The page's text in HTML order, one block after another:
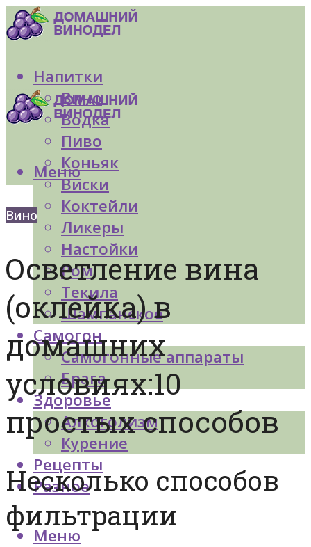
Напитки
Вино
Водка
Пиво
Коньяк
Виски
Коктейли
Ликеры
Настойки
Ром
Текила
Шампанское
Самогон
Самогонные аппараты
Брага
Здоровье
Алкоголизм
Курение
Рецепты
Разное
Меню
Меню
Вино
Осветление вина
(оклейка) в
домашних
условиях:10
простых способов
Несколько способов
фильтрации